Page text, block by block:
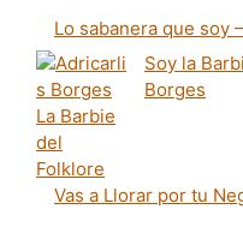
Lo sabanera que soy
Soy la
Borges
Vas a Llorar por tu